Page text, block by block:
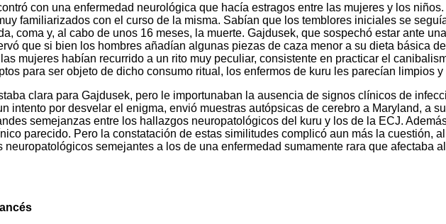
con una enfermedad neurológica que hacía estragos entre las mujeres y los
familiarizados con el curso de la misma. Sabían que los temblores iniciales se
coma y, al cabo de unos 16 meses, la muerte. Gajdusek, que sospechó estar ante
que si bien los hombres añadían algunas piezas de caza menor a su dieta básica
mujeres habían recurrido a un rito muy peculiar, consistente en practicar el
para ser objeto de dicho consumo ritual, los enfermos de kuru les parecían limpios
clara para Gajdusek, pero le importunaban la ausencia de signos clínicos de
intento por desvelar el enigma, envió muestras autópsicas de cerebro a Maryland, a
semejanzas entre los hallazgos neuropatológicos del kuru y los de la ECJ.
parecido. Pero la constatación de estas similitudes complicó aun más la cuestión,
semejantes a los de una enfermedad sumamente rara que afectaba